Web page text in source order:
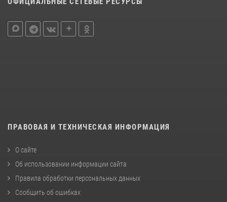
ПРАВОВАЯ И ТЕХНИЧЕСКАЯ ИНФОРМАЦИЯ
О сайте
Об использовании информации сайта
Правила обработки персональных данных
Сообщить об ошибках